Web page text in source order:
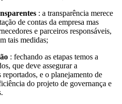
: a transparência merece
de contas da empresa mas
e parceiros responsáveis,
tais medidas;
: fechando as etapas temos a
que deve assegurar a
e o planejamento de
do projeto de governança e